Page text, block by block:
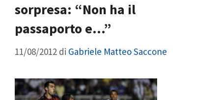
sorpresa: “Non ha il
passaporto e…”
11/08/2012 di Gabriele Matteo Saccone